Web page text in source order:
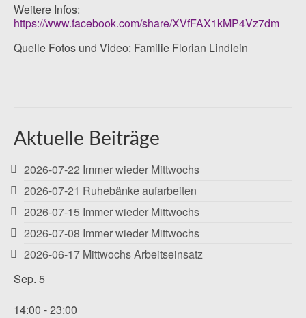
Weitere Infos:
https://www.facebook.com/share/XVfFAX1kMP4Vz7dm
Quelle Fotos und Video: Familie Florian Lindlein
Aktuelle Beiträge
2026-07-22 Immer wieder Mittwochs
2026-07-21 Ruhebänke aufarbeiten
2026-07-15 Immer wieder Mittwochs
2026-07-08 Immer wieder Mittwochs
2026-06-17 Mittwochs Arbeitseinsatz
Sep. 5
14:00 -23:00